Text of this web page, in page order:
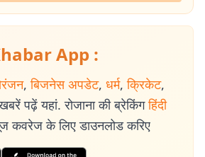
App :
, बिजनेस अपडेट, धर्म, क्रिकेट,
पढ़ें यहां. रोजाना की ब्रेकिंग हिंदी
कवरेज के लिए डाउनलोड करिए